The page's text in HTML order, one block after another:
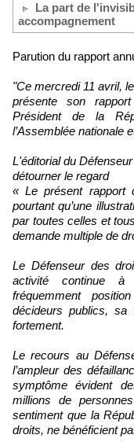
La part de
accompagnement
Parution du rapport
"Ce mercredi 11 avril,
présente son
Président de la
l’Assemblée nationale
L'éditorial du
détourner le regard
« Le présent rapport
pourtant qu’une
par toutes celles et
demande multiple de
Le Défenseur des
activité continue à
fréquemment
décideurs publics,
fortement.
Le recours au
l’ampleur des
symptôme évident
millions de
sentiment que la
droits, ne bénéficient